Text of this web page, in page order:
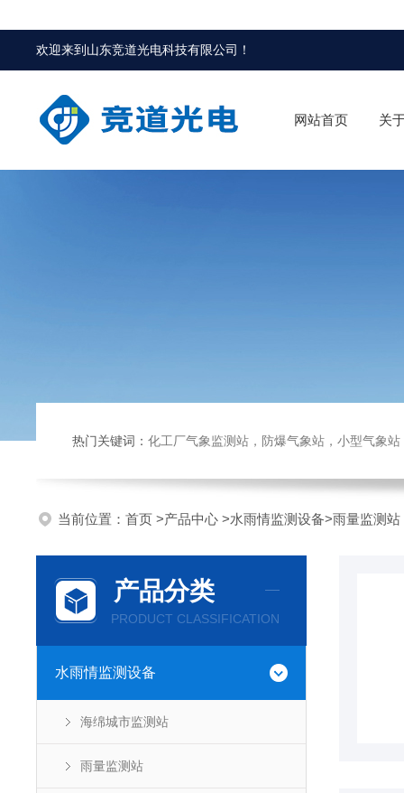
欢迎来到 山东竞道光电科技有限公司 ！
网站首页 关
热门关键词： 化工厂气象监测站，防爆气象站，小型气象站，化
当前位置： 首页 >产品中心 >水雨情监测设备>雨量监测站
产品分类
PRODUCT CLASSIFICATION
水雨情监测设备
海绵城市监测站
雨量监测站